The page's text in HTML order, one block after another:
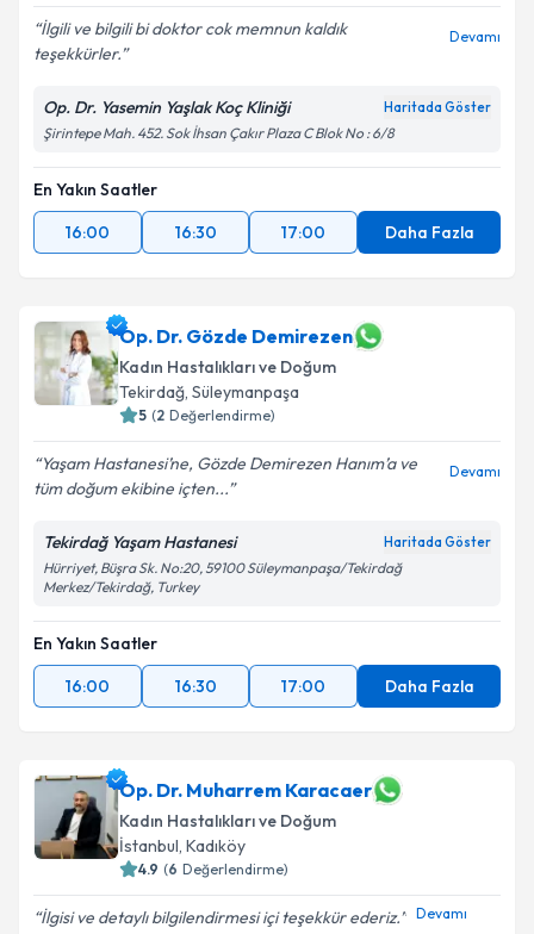
İlgili ve bilgili bi doktor cok memnun kaldık
teşekkürler.
Devamı
Op. Dr. Yasemin Yaşlak Koç Kliniği Haritada Göster
Şirintepe Mah. 452. Sok İhsan Çakır Plaza C Blok No : 6/8
En Yakın Saatler
16:00
16:30 17:00 Daha Fazla
Op. Dr. Gözde Demirezen
Kadın Hastalıkları ve Doğum
Tekirdağ, Süleymanpaşa
5 (2 Değerlendirme)
Yaşam Hastanesi’ne, Gözde Demirezen Hanım’a ve
tüm doğum ekibine içten...
Devamı
Tekirdağ Yaşam Hastanesi Haritada Göster
Hürriyet, Büşra Sk. No:20, 59100 Süleymanpaşa/Tekirdağ
Merkez/Tekirdağ, Turkey
En Yakın Saatler
16:00
16:30 17:00 Daha Fazla
Op. Dr. Muharrem Karacaer
Kadın Hastalıkları ve Doğum
İstanbul, Kadıköy
4.9 (6 Değerlendirme)
İlgisi ve detaylı bilgilendirmesi içi teşekkür ederiz. Devamı